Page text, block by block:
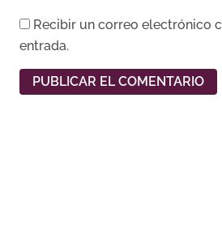
Recibir un correo electrónico
entrada.